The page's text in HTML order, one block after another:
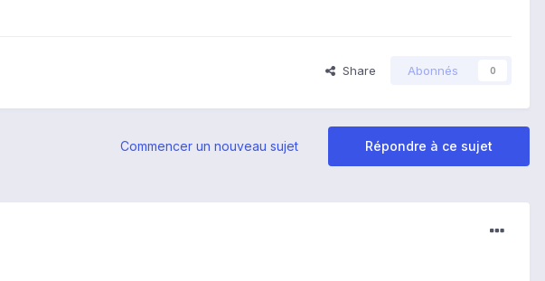
Share Abonnés 0
Répondre à ce sujet
Commencer un nouveau sujet